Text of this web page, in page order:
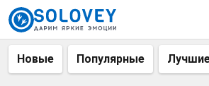
Новые Популярные